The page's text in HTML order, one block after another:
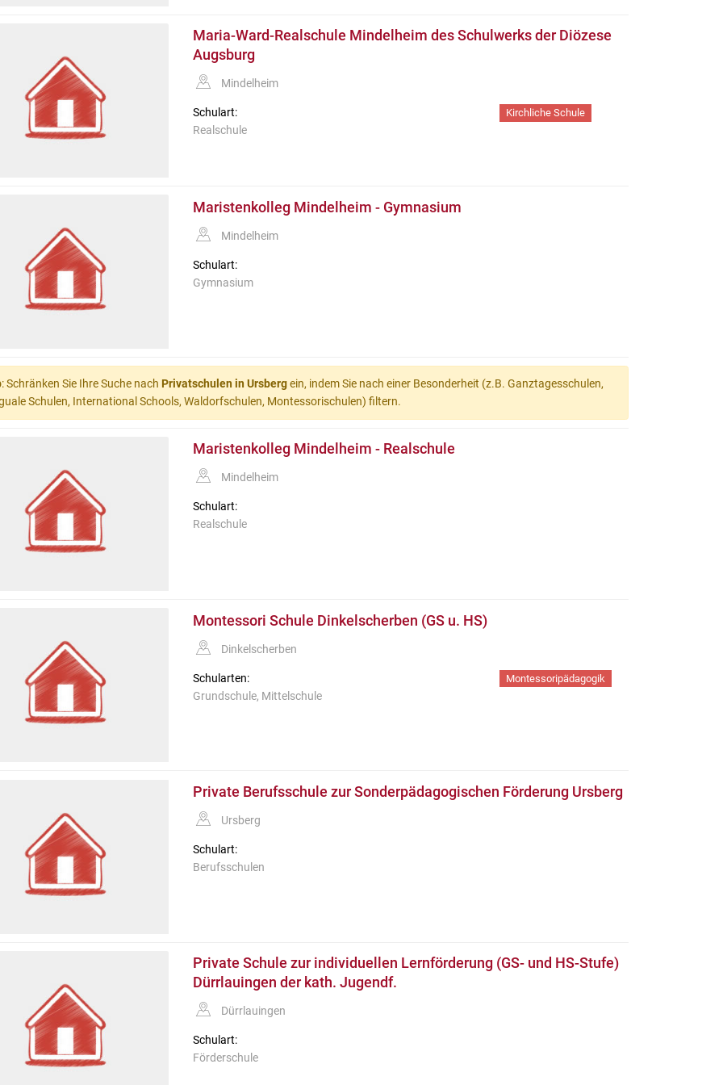
Maria-Ward-Realschule Mindelheim des Schulwerks der Diözese
Augsburg
Mindelheim
Schulart:
Realschule
Kirchliche Schule
Maristenkolleg Mindelheim - Gymnasium
Mindelheim
Schulart:
Gymnasium
: Schränken Sie Ihre Suche nach Privatschulen in Ursbergein, indem Sie nach einer Besonderheit (z.B. Ganztagesschulen,
Schulen, International Schools, Waldorfschulen, Montessorischulen) filtern.
Maristenkolleg Mindelheim - Realschule
Mindelheim
Schulart:
Realschule
Montessori Schule Dinkelscherben (GS u. HS)
Dinkelscherben
Schularten:
Grundschule, Mittelschule
Montessoripädagogik
Private Berufsschule zur Sonderpädagogischen Förderung Ursberg
Ursberg
Schulart:
Berufsschulen
Private Schule zur individuellen Lernförderung (GS- und HS-Stufe)
Dürrlauingen der kath. Jugendf.
Dürrlauingen
Schulart:
Förderschule